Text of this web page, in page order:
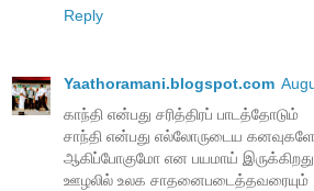
Reply
Yaathoramani.blogspot.com
காந்தி என்பது சரித்திரப் பாடத்தோடும்
சாந்தி என்பது எல்லோருடைய
ஆகிப்போகுமோ என பயமாய் இருக்கிறது
ஊழலில் உலக சாதனைபடைத்தவரையும்